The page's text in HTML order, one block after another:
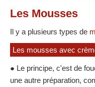
Les Mousses
Il y a plusieurs types de
Les mousses avec
● Le principe, c'est de
une autre préparation,